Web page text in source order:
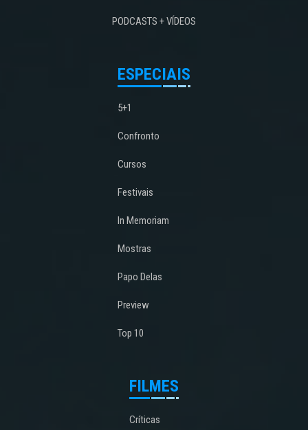
PODCASTS + VÍDEOS
ESPECIAIS
5+1
Confronto
Cursos
Festivais
In Memoriam
Mostras
Papo Delas
Preview
Top 10
FILMES
Críticas